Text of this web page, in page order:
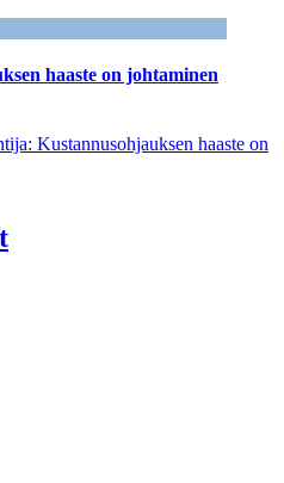
haaste on johtaminen
Kustannusohjauksen haaste on